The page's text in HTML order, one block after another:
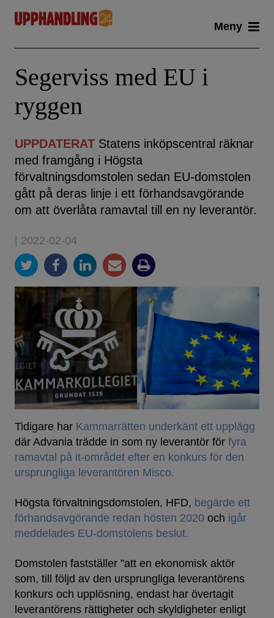
content
Meny
Segerviss med EU i
ryggen
UPPDATERAT Statens inköpscentral räknar
med framgång i Högsta
förvaltningsdomstolen sedan EU-domstolen
gått på deras linje i ett förhandsavgörande
om att överlåta ramavtal till en ny leverantör.
| 2022-02-04
Tidigare har Kammarrätten underkänt ett upplägg
där Advania trädde in som ny leverantör för fyra
ramavtal på it-området efter en konkurs för den
ursprungliga leverantören Misco.
Högsta förvaltningsdomstolen, HFD, begärde ett
förhandsavgörande redan hösten 2020 och igår
meddelades EU-domstolens beslut.
Domstolen fastställer ”att en ekonomisk aktör
som, till följd av den ursprungliga leverantörens
konkurs och upplösning, endast har övertagit
leverantörens rättigheter och skyldigheter enligt